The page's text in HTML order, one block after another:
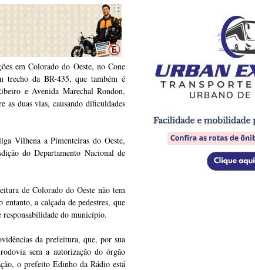
em Colorado do Oeste, no Cone
trecho da BR-435, que também é
e Avenida Marechal Rondon,
as duas vias, causando dificuldades
Vilhena a Pimenteiras do Oeste,
do Departamento Nacional de
de Colorado do Oeste não tem
a calçada de pedestres, que
responsabilidade do município.
da prefeitura, que, por sua
sem a autorização do órgão
o prefeito Edinho da Rádio está